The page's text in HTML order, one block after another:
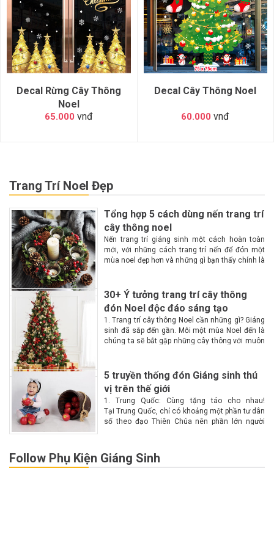
Decal Rừng Cây Thông
Noel
65.000 vnđ
Decal Cây Thông Noel
60.000 vnđ
Trang Trí Noel Đẹp
Tổng hợp 5 cách dùng nến trang trí
cây thông noel
Nến trang trí giáng sinh một cách hoàn toàn
mới, với những cách trang trí nến để đón một
mùa noel đẹp hơn và những gì bạn thấy chính là
30+ Ý tưởng trang trí cây thông
đón Noel độc đáo sáng tạo
1. Trang trí cây thông Noel cần những gì? Giáng
sinh đã sắp đến gần. Mỗi một mùa Noel đến là
chúng ta sẽ bắt gặp những cây thông với muôn
5 truyền thống đón Giáng sinh thú
vị trên thế giới
1. Trung Quốc: Cùng tặng táo cho nhau!
Tại Trung Quốc, chỉ có khoảng một phần tư dân
số theo đạo Thiên Chúa nên phần lớn người
Follow Phụ Kiện Giáng Sinh